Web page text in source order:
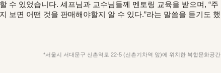
수 있었습니다. 셰프님과 교수님들께 멘토링 교육을 받으며, “주
보면 어떤 것을 판매해야할지 알 수 있다.”라는 말씀을 듣기도 했
*서울시 서대문구 신촌역로 22-5 (신촌기차역 앞)에 위치한 복합문화공간